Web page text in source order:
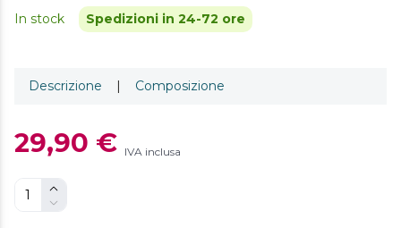
In stock Spedizioni in 24-72 ore
Descrizione | Composizione
29,90 € IVA inclusa